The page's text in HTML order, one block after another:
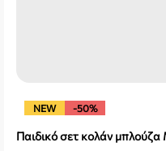
NEW -50%
Παιδικό σετ κολάν